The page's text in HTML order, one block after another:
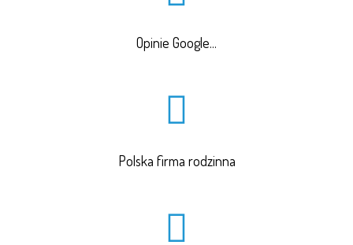
Opinie Google...
Polska firma rodzinna